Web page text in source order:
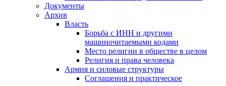
Документы
Архив
Власть
Борьба с ИНН и другими
машиночитаемыми кодами
Место религии в обществе в целом
Религия и права человека
Армия и силовые структуры
Соглашения и практическое